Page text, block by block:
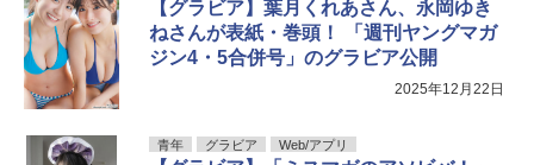
【グラビア】葉月くれあさん、永岡ゆき
ねさんが表紙・巻頭！ 「週刊ヤングマガ
ジン4・5合併号」のグラビア公開
2025年12月22日
青年 グラビア Web/アプリ